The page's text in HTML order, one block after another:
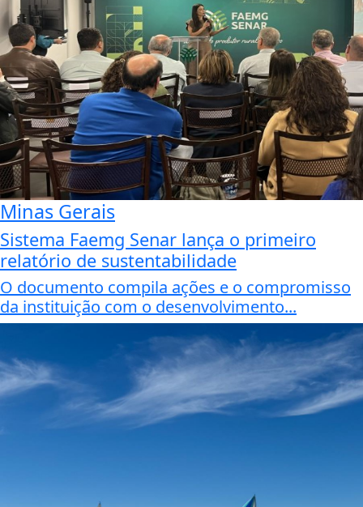
Minas Gerais
Sistema Faemg Senar lança o primeiro
relatório de sustentabilidade
O documento compila ações e o compromisso
da instituição com o desenvolvimento...